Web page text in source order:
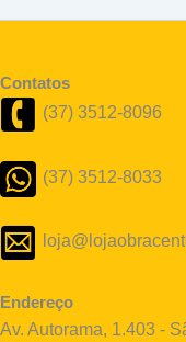
Contatos
(37) 3512-8096
(37) 3512-8033
Endereço
Av. Autorama, 1.403 -